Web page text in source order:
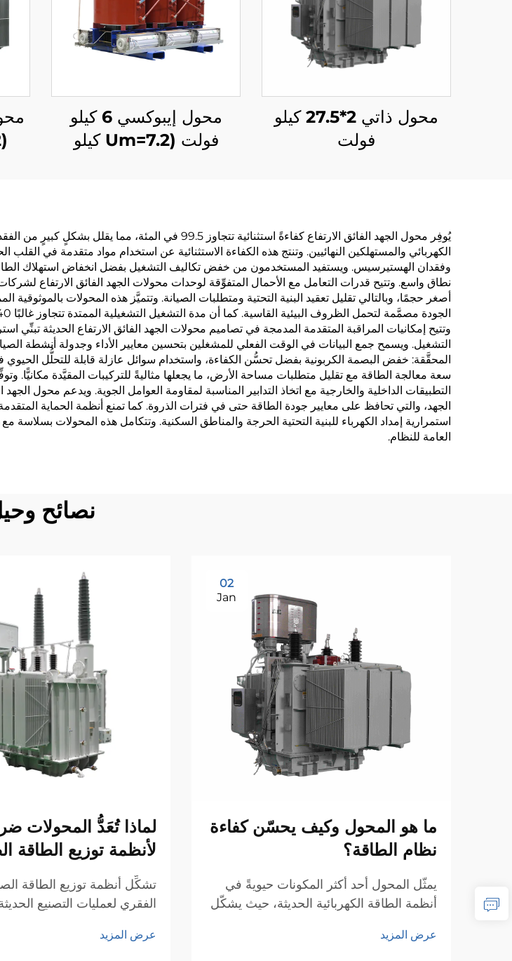
محول ذاتي 2*27.5 كيلو
فولت
محول إيبوكسي 6 كيلو
فولت (Um=7.2 كيلو
(Um=12 كيلو فولت)
يُوفِر محول الجهد الفائق الارتفاع كفاءةً استثنائية تتجاوز
الكهربائي والمستهلكين النهائيين. وتنتج هذه الكفاءة الاستثنائية عن استخدام مواد متقدمة في
وفقدان الهستيرسيس. ويستفيد المستخدمون من خفض تكاليف التشغيل بفضل انخفاض استهلاك
نطاق واسع. وتتيح قدرات التعامل مع الأحمال المتفوِّقة لوحدات محولات الجهد الفائق الارتفاع
أصغر حجمًا، وبالتالي تقليل تعقيد البنية التحتية ومتطلبات الصيانة. وتتميَّز هذه المحولات
وتتيح إمكانيات المراقبة المتقدمة المدمجة في تصاميم محولات الجهد الفائق الارتفاع الحديثة تبنِّي
التشغيل. ويسمح جمع البيانات في الوقت الفعلي للمشغلين بتحسين معايير الأداء وجدولة أنشطة
المحقَّقة: خفض البصمة الكربونية بفضل تحسُّن الكفاءة، واستخدام سوائل عازلة قابلة للتحلُّل
سعة معالجة الطاقة مع تقليل متطلبات مساحة الأرض، ما يجعلها مثاليةً للتركيبات المقيَّدة مكانيًّا.
التطبيقات الداخلية والخارجية مع اتخاذ التدابير المناسبة لمقاومة العوامل الجوية. ويدعم محول
الجهد، والتي تحافظ على معايير جودة الطاقة حتى في فترات الذروة. كما تمنع أنظمة الحماية
استمرارية إمداد الكهرباء للبنية التحتية الحرجة والمناطق السكنية. وتتكامل هذه المحولات بسلاسة
العامة للنظام.
نصائح
02
Jan
ما هو المحول وكيف يحسّن كفاءة
نظام الطاقة؟
يمثّل المحول أحد أكثر المكونات حيويةً في
أنظمة الطاقة الكهربائية الحديثة، حيث يشكّل
الشبكات الواسعة. وهذه الأجهزة
عرض المزيد
لماذا تُعَدُّ المحولات
لأنظمة توزيع الطاقة
تشكِّل أنظمة توزيع الطاقة
الفقري لعمليات التصنيع
هذه الشبكات المعقدة يكمن
عرض المزيد